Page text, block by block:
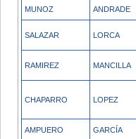
MUNOZ ANDRADE
SALAZAR LORCA
RAMIREZ MANCILLA
CHAPARRO LOPEZ
AMPUERO GARCÍA